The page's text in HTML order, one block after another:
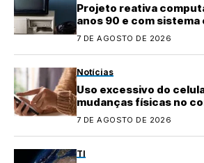
Projeto reativa
anos 90 e com
quase perdido
7 DE AGOSTO DE 2026
Notícias
Uso excessivo do
mudanças físicas no
7 DE AGOSTO DE 2026
TI